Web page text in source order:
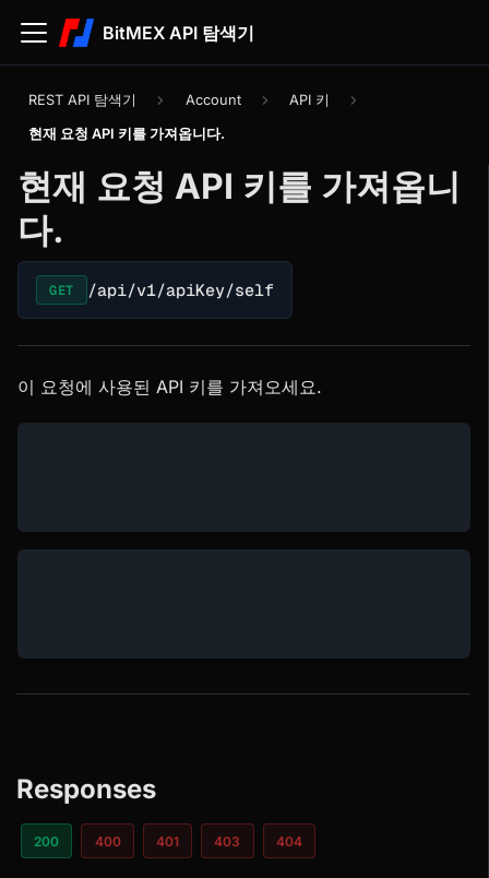
BitMEX API 탐색기
REST API 탐색기 Account API 키
현재 요청 API 키를 가져옵니다.
현재 요청 API 키를 가져옵니
다.
GET /api/v1/apiKey/self
이 요청에 사용된 API 키를 가져오세요.
Responses
200 400 401 403 404